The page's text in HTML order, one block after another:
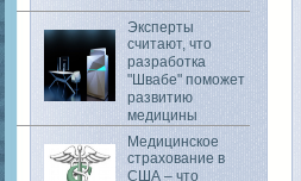
Эксперты
считают, что
разработка
"Швабе" поможет
развитию
медицины
Медицинское
страхование в
США – что